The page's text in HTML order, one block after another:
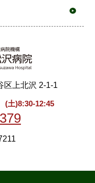
上北沢 2-1-1
(土)8:30-12:45